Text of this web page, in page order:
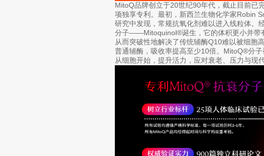
MitoQ品牌创立于20世纪90年代，截止目前已
项独享专利。最初，新西兰生物化学家Robin
研究中发现，常规抗氧化剂难以进入线粒体。
分子——Mitoquinol®️诞生，它的体积更小并带
从而突破性地解决了传统辅酶Q10难以被细胞
普通辅酶，吸收率提高至少10倍。MitoQ®️分
从细胞开始，提升活力，应对衰老、压力与现